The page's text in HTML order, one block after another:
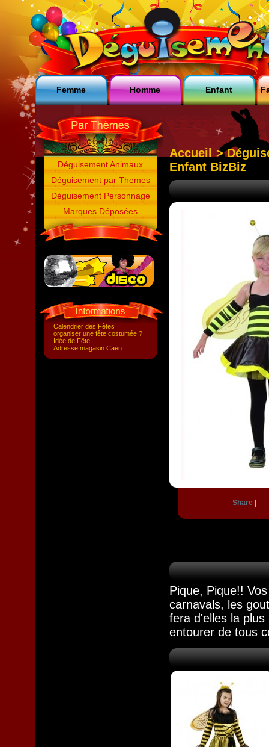
Femme Homme Enfant
Déguisement Animaux
Déguisement par Themes
Déguisement Personnage
Marques Déposées
Calendrier des Fêtes
organiser une fête costumée ?
Idée de Fête
Adresse magasin Caen
Accueil >
Enfant BizBiz
Share
Pique, Pique!!
carnavals, les
fera d'elles la
entourer de tous